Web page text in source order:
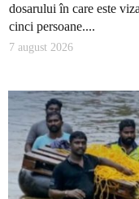
dosarului în care este
cinci persoane....
7 august 2026